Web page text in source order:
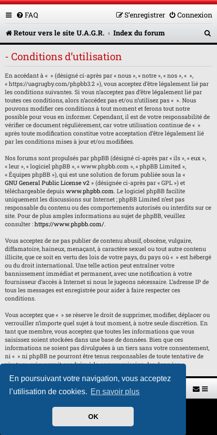
En poursuivant votre navigation, vous acceptez
l’utilisation de cookies. En savoir plus
OK
FAQ Connexion
S’enregistrer
Retour vers le site U.A.G.R.
Index du forum
e
- Conditions d’utilisation
En accédant à « » (désigné ci-après par « nous », « notre », « nos », « »,
« https://uagrugby.com/phpbb3.2 »), vous acceptez d’être légalement lié par
les conditions suivantes. Si vous n’acceptez pas d’être légalement lié par
toutes ces conditions, alors n’accédez pas et/ou n’utilisez pas « ». Nous
pouvons modifier ces conditions à tout moment et ferons tout notre
possible pour vous en informer. Cependant, il est de votre responsabilité de
vérifier ce document régulièrement, car votre utilisation continue de « »
après toute modification constitue votre acceptation d’être légalement lié
par les conditions mises à jour et/ou modifiées.
Nos forums sont propulsés par phpBB (désigné ci-après par « ils », « eux »,
« leur », « logiciel phpBB », « www.phpbb.com », « phpBB Limited »,
« Équipes phpBB »), qui est une solution de forum publiée sous la «
GNU General Public License v2 » (désignée ci-après par « GPL ») et
téléchargeable depuiswww.phpbb.com. Le logiciel phpBB facilite
uniquement les discussions sur Internet ; phpBB Limited n’est pas
responsable du contenu ou des comportements autorisés ou interdits sur ce
site. Pour de plus amples informations au sujet de phpBB, veuillez
consulter :https://www.phpbb.com/.
Vous acceptez de ne pas publier de contenu abusif, obscène, vulgaire,
diffamatoire, haineux, menaçant, à caractère sexuel ou tout autre contenu
illicite, que ce soit en vertu des lois de votre pays, du pays où « » est hébergé
ou du droit international. Une telle action peut entraîner votre
bannissement immédiat et permanent, avec une notification à votre
fournisseur d’accès à Internet si nous le jugeons nécessaire. L’adresse IP de
tous les messages est enregistrée pour aider à faire respecter ces
conditions.
Vous acceptez que « » se réserve le droit de supprimer, modifier, déplacer ou
verrouiller n’importe quel sujet à tout moment, à notre seule discrétion. En
tant que membre, vous acceptez que toutes les informations que vous
saisissez soient stockées dans une base de données. Bien que ces
informations ne soient pas divulguées à un tiers sans votre consentement,
ni « » ni phpBB ne pourront être tenus responsables de toute tentative de
piratage qui pourrait conduire à la compromission des données.
Retour vers le site U.A.G.R. Index du forum
Développé parphpBB® Forum Software © phpBB Limited
Traduit par
Style parH. DREUILHE avec l'aide de CABOT